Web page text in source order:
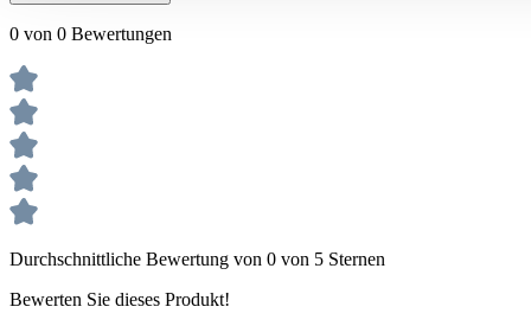
0 von 0 Bewertungen
Durchschnittliche Bewertung von 0 von 5 Sternen
Bewerten Sie dieses Produkt!